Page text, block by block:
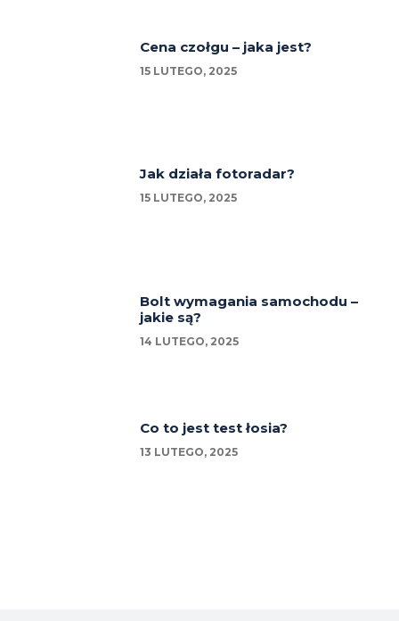
Cena czołgu – jaka jest?
15 LUTEGO, 2025
Jak działa fotoradar?
15 LUTEGO, 2025
Bolt wymagania samochodu –
jakie są?
14 LUTEGO, 2025
Co to jest test łosia?
13 LUTEGO, 2025